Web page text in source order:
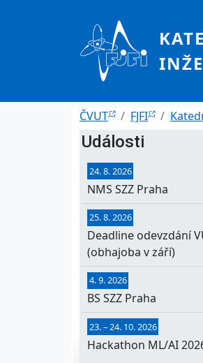
ČVUT FJFI
Události
NMS SZZ Praha
24. 8. 2026
Deadline odevzdání
(obhajoba v září)
25. 8. 2026
BS SZZ Praha
4. 9. 2026
Hackathon ML/AI
23.–24. 10. 2026